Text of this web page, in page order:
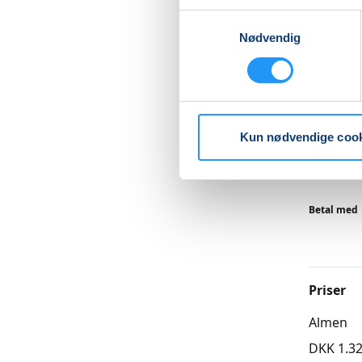
Nødvendig
Kun nødvendige
Vi
Betal med
Priser
Almen
DKK